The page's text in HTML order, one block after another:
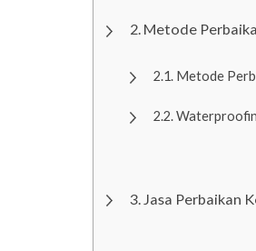
Metode
Metode
Jasa Perbaikan